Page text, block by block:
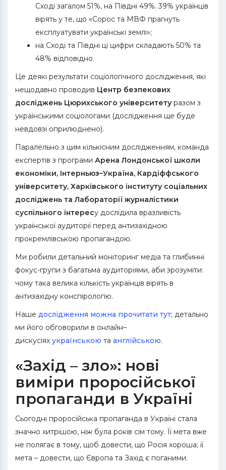
Сході загалом 51%, на Півдні 49%. 39% українців
вірять у те, що «Сорос та МВФ прагнуть
експлуатувати українські землі»;
на Сході та Півдні ці цифри складають 50% та
48% відповідно.
Це деякі результати соціологічного дослідження, які
нещодавно проводив Центр безпекових
досліджень Цюрихського університету разом з
українськими соціологами (дослідження ще буде
невдовзі оприлюднено).
Паралельно з цим кількісним дослідженням, команда
експертів з програми Арена Лондонської школи
економіки, Інтерньюз–Україна, Кардіффського
університету, Харківського інституту соціальних
досліджень та Лабораторії журналістики
суспільного інтересу дослідила вразливість
української аудиторії перед антизахідною
прокремлівською пропагандою.
Ми робили детальний моніторинг медіа та глибинні
фокус-групи з багатьма аудиторіями, аби зрозуміти:
чому така велика кількість українців вірять в
антизахідну конспірологію.
Наше дослідження можна прочитати тут; детально
ми його обговорили в онлайн–
дискусіях українською та англійською.
«Захід – зло»: нові
виміри проросійської
пропаганди в Україні
Сьогодні проросійська пропаганда в Україні стала
значно хитрішою, ніж була років сім тому. Її мета вже
не полягає в тому, щоб довести, що Росія хороша; її
мета – довести, що Європа та Захід є поганими.